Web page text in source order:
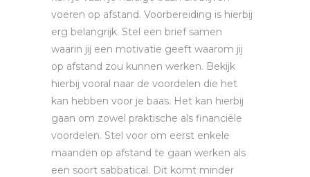
voeren op afstand. Voorbereiding is hierbij
erg belangrijk. Stel een brief samen
waarin jij een motivatie geeft waarom jij
op afstand zou kunnen werken. Bekijk
hierbij vooral naar de voordelen die het
kan hebben voor je baas. Het kan hierbij
gaan om zowel praktische als financiële
voordelen. Stel voor om eerst enkele
maanden op afstand te gaan werken als
een soort sabbatical. Dit komt minder